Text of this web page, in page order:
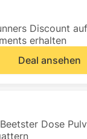
Discount
erhalten
Deal ansehen
Dose